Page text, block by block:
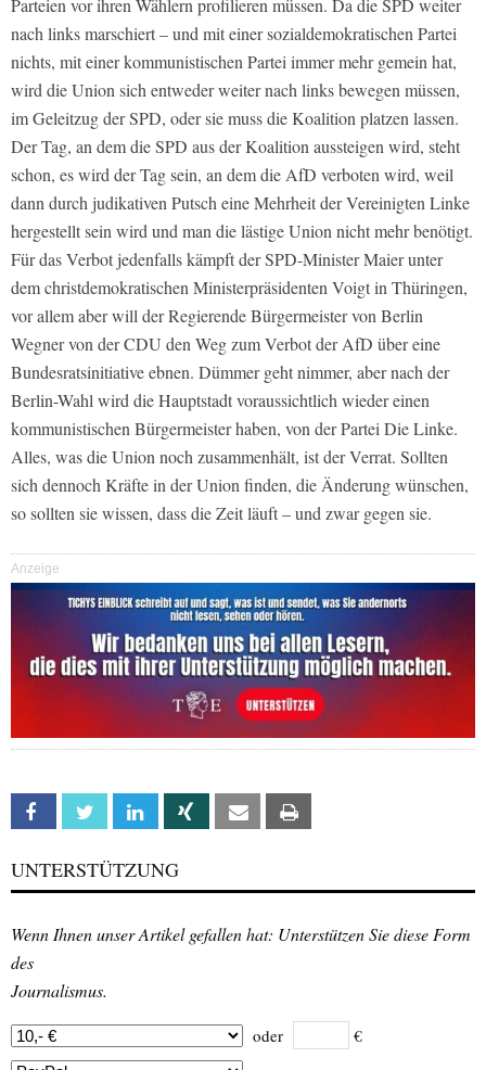
Parteien vor ihren Wählern profilieren müssen. Da die SPD weiter
nach links marschiert – und mit einer sozialdemokratischen Partei
nichts, mit einer kommunistischen Partei immer mehr gemein hat,
wird die Union sich entweder weiter nach links bewegen müssen,
im Geleitzug der SPD, oder sie muss die Koalition platzen lassen.
Der Tag, an dem die SPD aus der Koalition aussteigen wird, steht
schon, es wird der Tag sein, an dem die AfD verboten wird, weil
dann durch judikativen Putsch eine Mehrheit der Vereinigten Linke
hergestellt sein wird und man die lästige Union nicht mehr benötigt.
Für das Verbot jedenfalls kämpft der SPD-Minister Maier unter
dem christdemokratischen Ministerpräsidenten Voigt in Thüringen,
vor allem aber will der Regierende Bürgermeister von Berlin
Wegner von der CDU den Weg zum Verbot der AfD über eine
Bundesratsinitiative ebnen. Dümmer geht nimmer, aber nach der
Berlin-Wahl wird die Hauptstadt voraussichtlich wieder einen
kommunistischen Bürgermeister haben, von der Partei Die Linke.
Alles, was die Union noch zusammenhält, ist der Verrat. Sollten
sich dennoch Kräfte in der Union finden, die Änderung wünschen,
so sollten sie wissen, dass die Zeit läuft – und zwar gegen sie.
Anzeige
Facebook Twitter Linkedin Xing Email
UNTERSTÜTZUNG
Wenn Ihnen unser Artikel gefallen hat: Unterstützen Sie diese Form
des
Journalismus.
oder €